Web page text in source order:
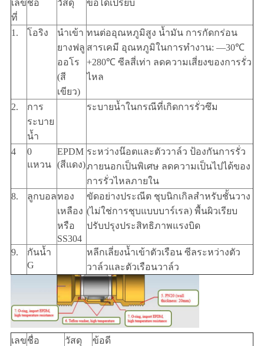
เลข
ที่
ชื่อ วัสดุ ข้อได้เปรียบ
1. โอริง
นำเข้า
ยางฟลู
ออโร
(สี
เขียว)
ทนต่ออุณหภูมิสูง น้ำมัน การกัดกร่อน
สารเคมี อุณหภูมิในการทำงาน: —30℃
+280℃ ซีลสี่เท่า ลดความเสี่ยงของการรั่ว
ไหล
2.
การ
ระบาย
น้ำ
ระบายน้ำในกรณีที่เกิดการรั่วซึม
4
0
แหวน
EPDM
(สีแดง)
ระหว่างน๊อตและตัววาล์ว ป้องกันการรั่ว
ภายนอกเป็นพิเศษ ลดความเป็นไปได้ของ
การรั่วไหลภายใน
8.
ลูกบอลทอง
เหลือง
หรือ
SS304
ขัดอย่างประณีต ชุบนิกเกิลสำหรับชั้นวาง
(ไม่ใช่การชุบแบบบาร์เรล) พื้นผิวเรียบ
ปรับปรุงประสิทธิภาพแรงบิด
9.
กันน้ำ
G
หลีกเลี่ยงน้ำเข้าตัวเรือน ซีลระหว่างตัว
วาล์วและตัวเรือนวาล์ว
เลขชื่อ วัสดุ ข้อดี